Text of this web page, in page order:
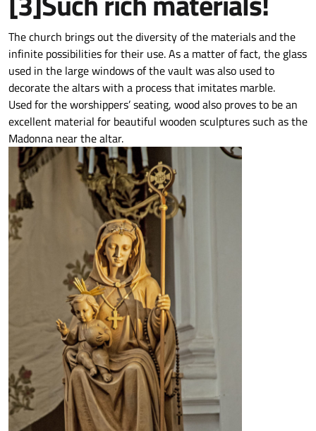
The church brings out the diversity of the materials and the
infinite possibilities for their use. As a matter of fact, the glass
used in the large windows of the vault was also used to
decorate the altars with a process that imitates marble.
Used for the worshippers’ seating, wood also proves to be an
excellent material for beautiful wooden sculptures such as the
Madonna near the altar.